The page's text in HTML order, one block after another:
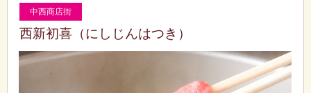
中西商店街
西新初喜（にしじんはつき）